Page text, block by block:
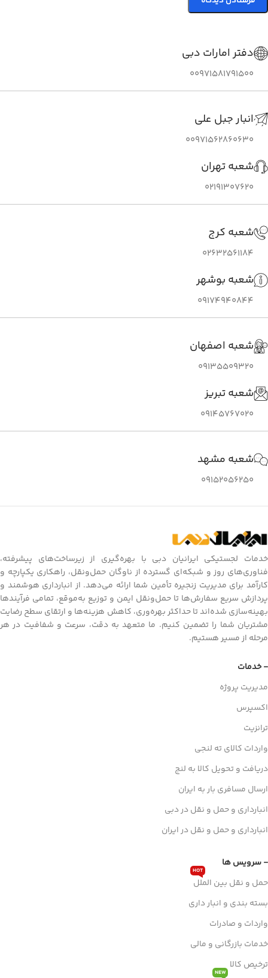
دفتر امارات دبی
00971581791500
انبار جبل علی
00971562860630
شعبه تهران
02191307620
شعبه کرج
02632561184
شعبه بوشهر
09174940844
شعبه اصفهان
09135509320
شعبه تبریز
09145767020
شعبه مشهد
09152056250
خدمات لجستیکی ایرانیان دبی با بهره‌گیری از زیرساخت‌های پیشرفته،
فناوری‌های روز و شبکه‌ای گسترده از ناوگان حمل‌ونقل، راهکاری یکپارچه و
کارآمد برای مدیریت زنجیره تأمین شما ارائه می‌دهد. از انبارداری هوشمند و
پردازش سریع سفارش‌ها تا حمل‌ونقل ایمن و توزیع به‌موقع، تمامی فرآیندها
بهینه‌سازی شده‌اند تا حداکثر بهره‌وری، کاهش هزینه‌ها و ارتقای سطح رضایت
مشتریان شما را تضمین کنیم. ما متعهد به دقت، سرعت و شفافیت در هر
مرحله از مسیر هستیم.
- خدمات
مدیریت پروژه
اکسپرس
ترانزیت
واردات کالای ته لنجی
دریافت و تحویل کالا به لنج
ارسال مسافری بار به ایران
انبارداری و حمل و نقل در دبی
انبارداری و حمل و نقل در ایران
- سرویس ها
حمل و نقل بین الملل
HOT
بسته بندی و انبار داری
واردات و صادرات
خدمات بازرگانی و مالی
ترخیص کالا
NEW